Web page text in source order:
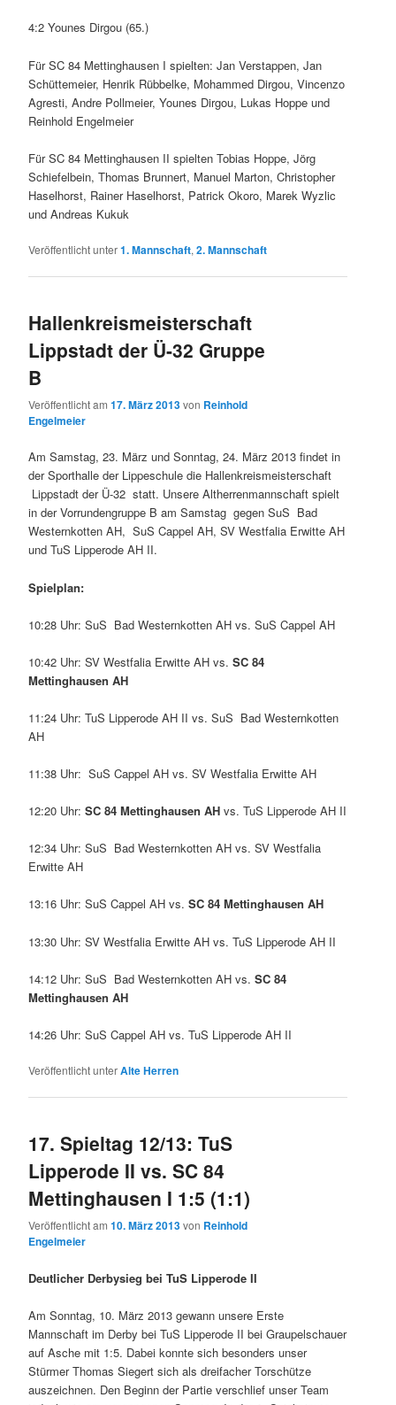
4:2 Younes Dirgou (65.)
Für SC 84 Mettinghausen I spielten: Jan Verstappen, Jan
Schüttemeier, Henrik Rübbelke, Mohammed Dirgou, Vincenzo
Agresti, Andre Pollmeier, Younes Dirgou, Lukas Hoppe und
Reinhold Engelmeier
Für SC 84 Mettinghausen II spielten Tobias Hoppe, Jörg
Schiefelbein, Thomas Brunnert, Manuel Marton, Christopher
Haselhorst, Rainer Haselhorst, Patrick Okoro, Marek Wyzlic
und Andreas Kukuk
Veröffentlicht unter1. Mannschaft,2. Mannschaft
Hallenkreismeisterschaft
Lippstadt der Ü-32 Gruppe
B
Veröffentlicht am17. März 2013von Reinhold
Engelmeier
Am Samstag, 23. März und Sonntag, 24. März 2013 findet in
der Sporthalle der Lippeschule die Hallenkreismeisterschaft
Lippstadt der Ü-32 statt. Unsere Altherrenmannschaft spielt
in der Vorrundengruppe B am Samstag gegen SuS Bad
Westernkotten AH, SuS Cappel AH, SV Westfalia Erwitte AH
und TuS Lipperode AH II.
Spielplan:
10:28 Uhr: SuS Bad Westernkotten AH vs. SuS Cappel AH
10:42 Uhr: SV Westfalia Erwitte AH vs.SC 84
Mettinghausen AH
11:24 Uhr: TuS Lipperode AH II vs. SuS Bad Westernkotten
AH
11:38 Uhr: SuS Cappel AH vs. SV Westfalia Erwitte AH
12:20 Uhr:SC 84 Mettinghausen AH vs. TuS Lipperode AH II
12:34 Uhr: SuS Bad Westernkotten AH vs. SV Westfalia
Erwitte AH
13:16 Uhr: SuS Cappel AH vs.SC 84 Mettinghausen AH
13:30 Uhr: SV Westfalia Erwitte AH vs. TuS Lipperode AH II
14:12 Uhr: SuS Bad Westernkotten AH vs.SC 84
Mettinghausen AH
14:26 Uhr: SuS Cappel AH vs. TuS Lipperode AH II
Veröffentlicht unterAlte Herren
17. Spieltag 12/13: TuS
Lipperode II vs. SC 84
Mettinghausen I 1:5 (1:1)
Veröffentlicht am10. März 2013von Reinhold
Engelmeier
Deutlicher Derbysieg bei TuS Lipperode II
Am Sonntag, 10. März 2013 gewann unsere Erste
Mannschaft im Derby bei TuS Lipperode II bei Graupelschauer
auf Asche mit 1:5. Dabei konnte sich besonders unser
Stürmer Thomas Siegert sich als dreifacher Torschütze
auszeichnen. Den Beginn der Partie verschlief unser Team